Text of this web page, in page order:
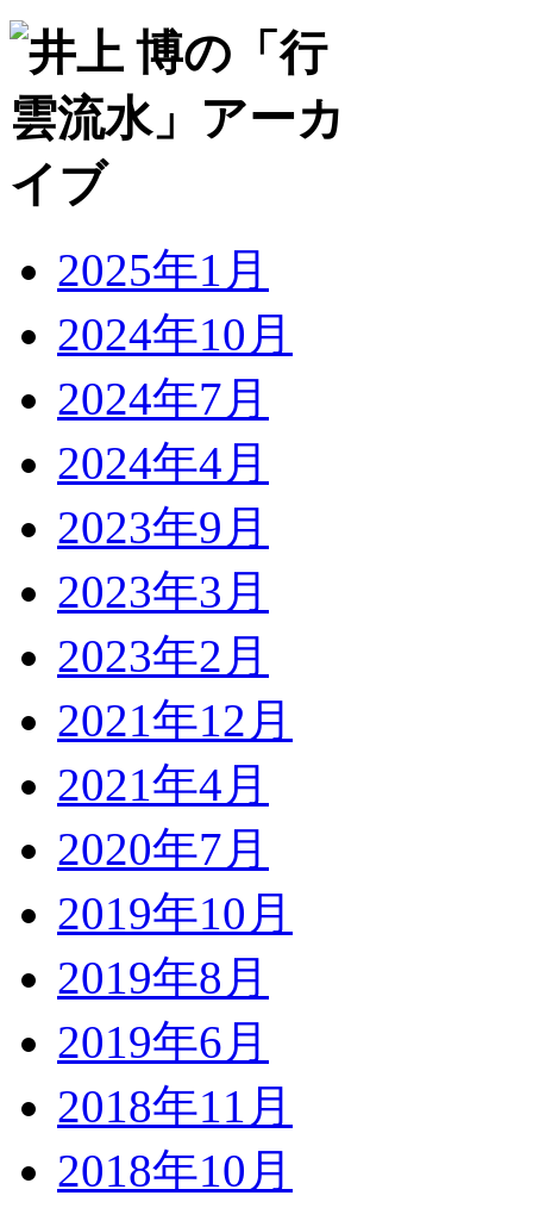
2025年1月
2024年10月
2024年7月
2024年4月
2023年9月
2023年3月
2023年2月
2021年12月
2021年4月
2020年7月
2019年10月
2019年8月
2019年6月
2018年11月
2018年10月